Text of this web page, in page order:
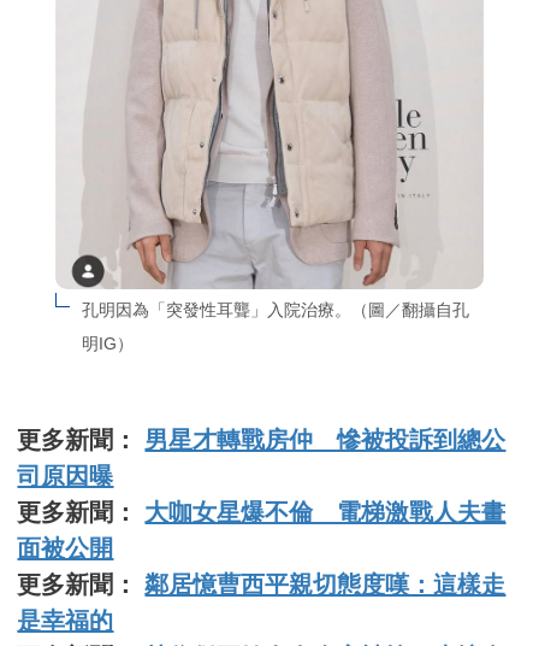
孔明因為「突發性耳聾」入院治療。（圖／翻攝自孔
明IG）
更多新聞： 男星才轉戰房仲 慘被投訴到總公
司原因曝
更多新聞： 大咖女星爆不倫 電梯激戰人夫畫
面被公開
更多新聞：鄰居憶曹西平親切態度嘆：這樣走
是幸福的